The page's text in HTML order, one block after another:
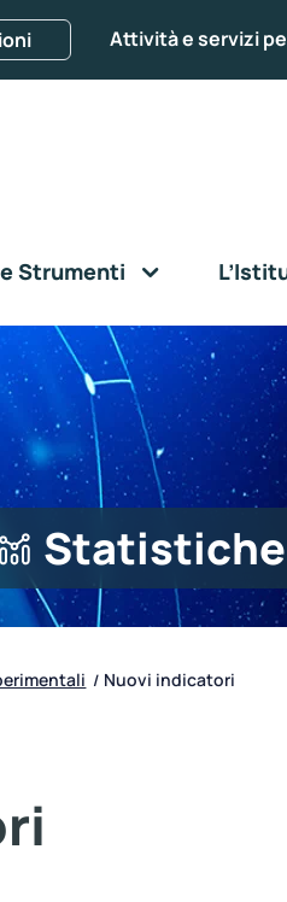
Attività e servizi
Strumenti
/ Nuovi indicatori